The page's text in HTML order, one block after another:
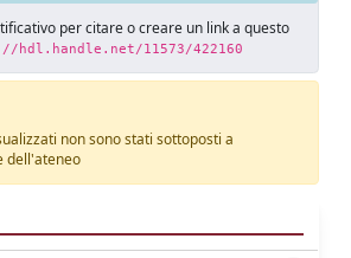
per citare o creare un link a questo
hdl.handle.net/11573/422160
non sono stati sottoposti a
dell'ateneo